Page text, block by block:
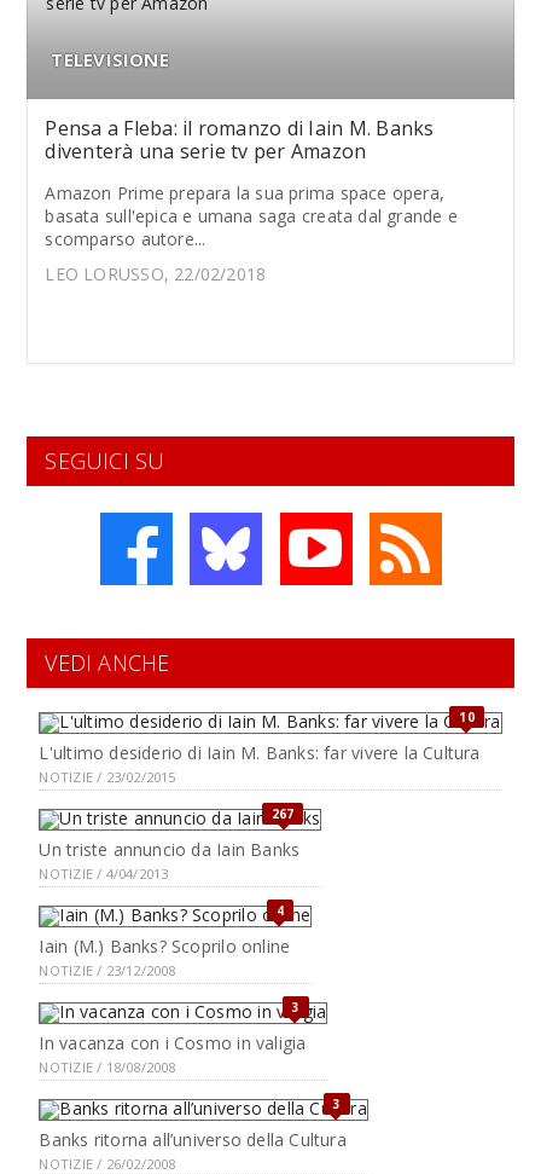
TELEVISIONE
Pensa a Fleba: il romanzo di Iain M. Banks
diventerà una serie tv per Amazon
Amazon Prime prepara la sua prima space opera,
basata sull'epica e umana saga creata dal grande e
scomparso autore...
LEO LORUSSO, 22/02/2018
SEGUICI SU
VEDI ANCHE
10
L'ultimo desiderio di Iain M. Banks: far vivere la Cultura
NOTIZIE / 23/02/2015
267
Un triste annuncio da Iain Banks
NOTIZIE / 4/04/2013
4
Iain (M.) Banks? Scoprilo online
NOTIZIE / 23/12/2008
3
In vacanza con i Cosmo in valigia
NOTIZIE / 18/08/2008
3
Banks ritorna all’universo della Cultura
NOTIZIE / 26/02/2008